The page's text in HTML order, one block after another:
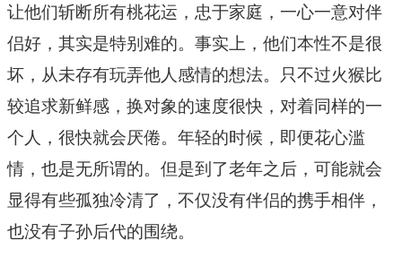
让他们斩断所有桃花运，忠于家庭，一心一意对伴
侣好，其实是特别难的。事实上，他们本性不是很
坏，从未存有玩弄他人感情的想法。只不过火猴比
较追求新鲜感，换对象的速度很快，对着同样的一
个人，很快就会厌倦。年轻的时候，即便花心滥
情，也是无所谓的。但是到了老年之后，可能就会
显得有些孤独冷清了，不仅没有伴侣的携手相伴，
也没有子孙后代的围绕。